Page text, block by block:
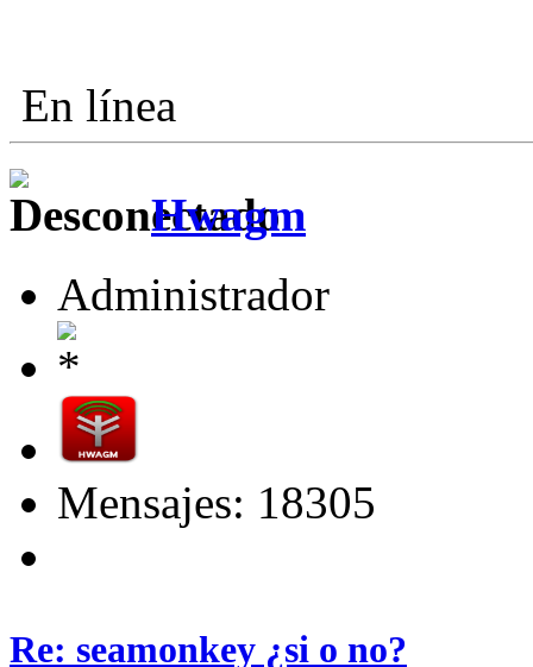
En línea
Hwagm
Administrador
Mensajes: 18305
Re: seamonkey ¿si o no?